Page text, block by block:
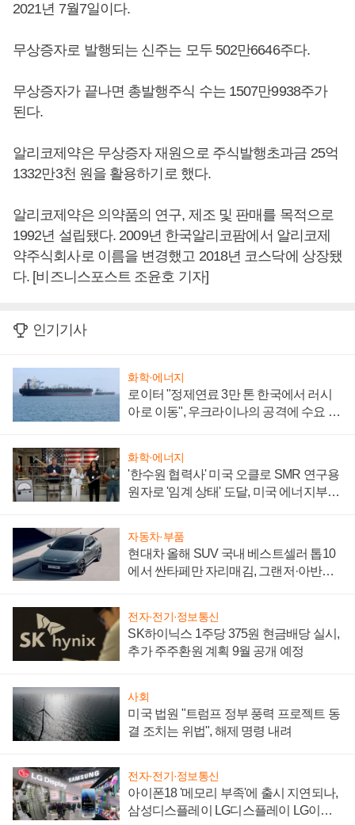
2021년 7월7일이다.
무상증자로 발행되는 신주는 모두 502만6646주다.
무상증자가 끝나면 총발행주식 수는 1507만9938주가
된다.
알리코제약은 무상증자 재원으로 주식발행초과금 25억
1332만3천 원을 활용하기로 했다.
알리코제약은 의약품의 연구, 제조 및 판매를 목적으로
1992년 설립됐다. 2009년 한국알리코팜에서 알리코제
약주식회사로 이름을 변경했고 2018년 코스닥에 상장됐
다. [비즈니스포스트 조윤호 기자]
인기기사
화학·에너지
로이터 "정제연료 3만 톤 한국에서 러시
아로 이동", 우크라이나의 공격에 수요 늘
화학·에너지
'한수원 협력사' 미국 오클로 SMR 연구용
원자로 '임계 상태' 도달, 미국 에너지부
자동차·부품
현대차 올해 SUV 국내 베스트셀러 톱10
에서 싼타페만 자리매김, 그랜저·아반떼
전자·전기·정보통신
SK하이닉스 1주당 375원 현금배당 실시,
추가 주주환원 계획 9월 공개 예정
사회
미국 법원 "트럼프 정부 풍력 프로젝트 동
결 조치는 위법", 해제 명령 내려
전자·전기·정보통신
아이폰18 '메모리 부족'에 출시 지연되나,
삼성디스플레이 LG디스플레이 LG이노